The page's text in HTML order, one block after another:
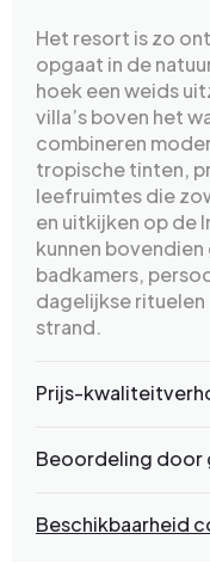
Het resort is zo
opgaat in de
hoek een weids
villa’s boven het
combineren
tropische tinten,
leefruimtes die
en uitkijken op de
kunnen
badkamers,
dagelijkse
strand.
Prijs-
Beoordeling door
Beschikbaarheid